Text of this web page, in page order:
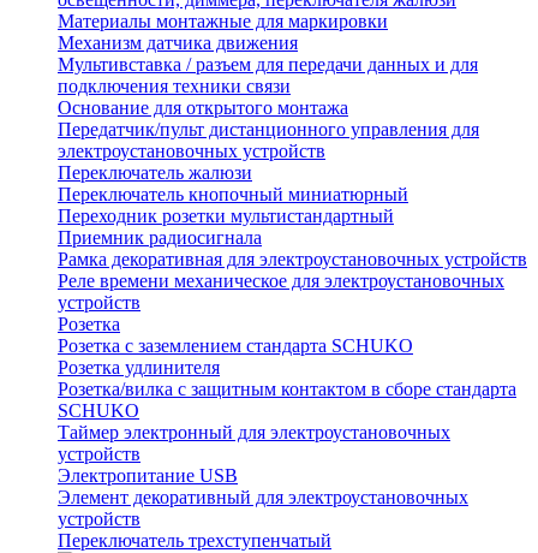
Материалы монтажные для маркировки
Механизм датчика движения
Мультивставка / разъем для передачи данных и для
подключения техники связи
Основание для открытого монтажа
Передатчик/пульт дистанционного управления для
электроустановочных устройств
Переключатель жалюзи
Переключатель кнопочный миниатюрный
Переходник розетки мультистандартный
Приемник радиосигнала
Рамка декоративная для электроустановочных устройств
Реле времени механическое для электроустановочных
устройств
Розетка
Розетка с заземлением стандарта SCHUKO
Розетка удлинителя
Розетка/вилка с защитным контактом в сборе стандарта
SCHUKO
Таймер электронный для электроустановочных
устройств
Электропитание USB
Элемент декоративный для электроустановочных
устройств
Переключатель трехступенчатый